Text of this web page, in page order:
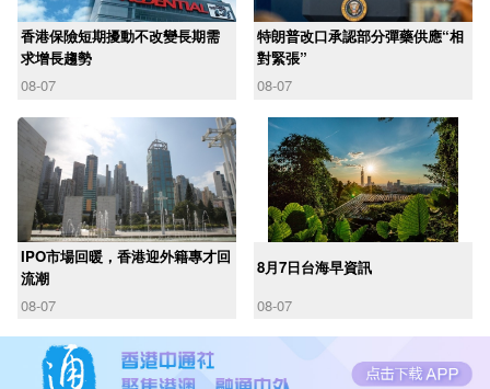
香港保險短期擾動不改變長期需
求增長趨勢
08-07
特朗普改口承認部分彈藥供應“相
對緊張”
08-07
IPO市場回暖，香港迎外籍專才回
流潮
08-07
8月7日台海早資訊
08-07